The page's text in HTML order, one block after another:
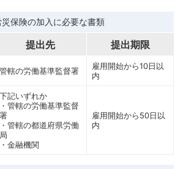
災保険の加入に必要な書類
提出先 提出期限
管轄の労働基準監督署
雇用開始から10日以
内
下記いずれか
・管轄の労働基準監督
署
・管轄の都道府県労働
局
・金融機関
雇用開始から50日以
内